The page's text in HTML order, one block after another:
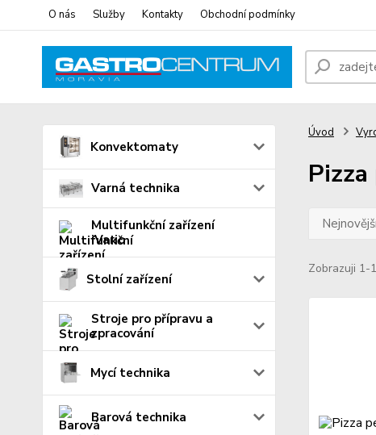
O nás Služby Kontakty Obchodní podmínky
Konvektomaty
Varná technika
Multifunkční zařízení
iVario
Stolní zařízení
Stroje pro přípravu a
zpracování
Mycí technika
Barová technika
Úvod
Pizza
Zobrazuji 1-